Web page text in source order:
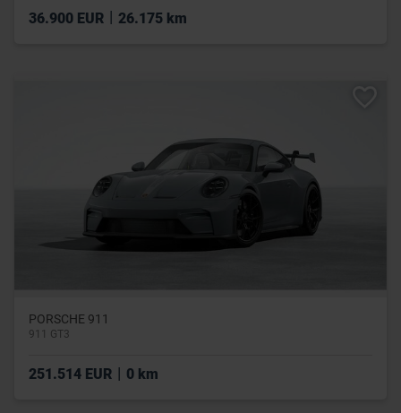
36.900 EUR 26.175 km
PORSCHE 911
911 GT3
251.514 EUR | 0 km